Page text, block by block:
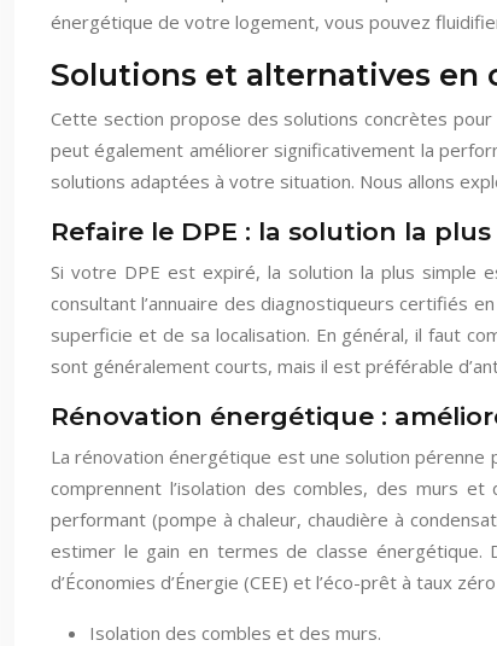
énergétique de votre logement, vous pouvez
Solutions et alternatives en
Cette section propose des solutions concrètes
peut également améliorer significativement la
solutions adaptées à votre situation. Nous allons
Refaire le DPE : la solution la
Si votre DPE est expiré, la solution la plus simple
consultant l’annuaire des diagnostiqueurs certifiés
superficie et de sa localisation. En général, il faut
sont généralement courts, mais il est préférable
Rénovation énergétique :
La rénovation énergétique est une solution
comprennent l’isolation des combles, des murs
performant (pompe à chaleur, chaudière à
estimer le gain en termes de classe énergétique.
d’Économies d’Énergie (CEE) et l’éco-prêt à taux
Isolation des combles et des murs.